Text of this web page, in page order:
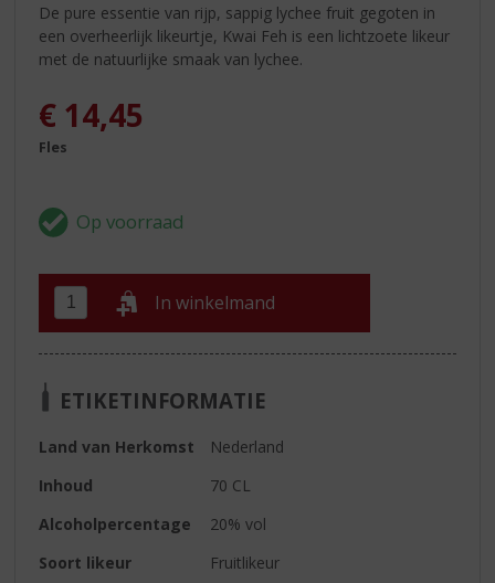
De pure essentie van rijp, sappig lychee fruit gegoten in
een overheerlijk likeurtje, Kwai Feh is een lichtzoete likeur
met de natuurlijke smaak van lychee.
€ 14,45
Fles
In winkelmand
ETIKETINFORMATIE
Land van Herkomst
Nederland
Inhoud
70 CL
Alcoholpercentage
20% vol
Soort likeur
Fruitlikeur